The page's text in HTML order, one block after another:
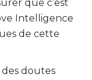
que c’est
Intelligence
de cette
des doutes